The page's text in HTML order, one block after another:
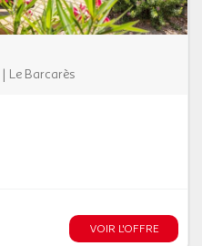
| Le Barcarès
VOIR L'OFFRE